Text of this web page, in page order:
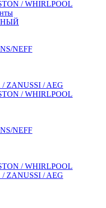
/ WHIRLPOOL
NEFF
ZANUSSI / AEG
/ WHIRLPOOL
NEFF
/ WHIRLPOOL
ZANUSSI / AEG